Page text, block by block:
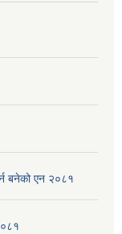
बनेको एन २०८१